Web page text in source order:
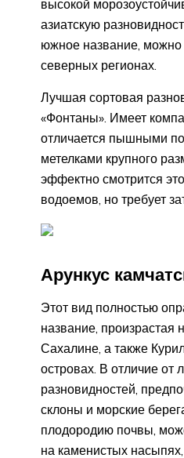
высокой
азиатскую
южное название,
северных регионах.
Лучшая сортовая
«Фонтаны». Имеет
отличается пышными
метелками крупного
эффектно смотрится
водоемов, но требует
Арункус
Этот вид полностью
название, произрастая
Сахалине, а также
островах. В отличие от
разновидностей,
склоны и морские
плодородию почвы,
на каменистых